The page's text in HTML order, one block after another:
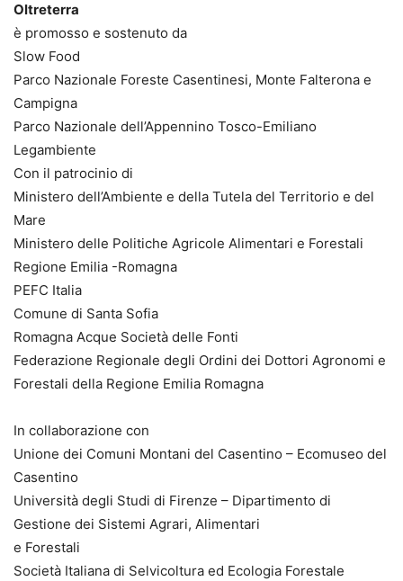
Oltreterra
è promosso e sostenuto da
Slow Food
Parco Nazionale Foreste Casentinesi, Monte Falterona e
Campigna
Parco Nazionale dell’Appennino Tosco-Emiliano
Legambiente
Con il patrocinio di
Ministero dell’Ambiente e della Tutela del Territorio e del
Mare
Ministero delle Politiche Agricole Alimentari e Forestali
Regione Emilia -Romagna
PEFC Italia
Comune di Santa Sofia
Romagna Acque Società delle Fonti
Federazione Regionale degli Ordini dei Dottori Agronomi e
Forestali della Regione Emilia Romagna
In collaborazione con
Unione dei Comuni Montani del Casentino – Ecomuseo del
Casentino
Università degli Studi di Firenze – Dipartimento di
Gestione dei Sistemi Agrari, Alimentari
e Forestali
Società Italiana di Selvicoltura ed Ecologia Forestale